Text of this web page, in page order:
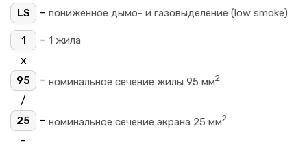
LS - пониженное дымо- и газовыделение (low smoke)
1 - 1 жила
х
95 - номинальное сечение жилы 95 мм2
/
25 - номинальное сечение экрана 25 мм2
-